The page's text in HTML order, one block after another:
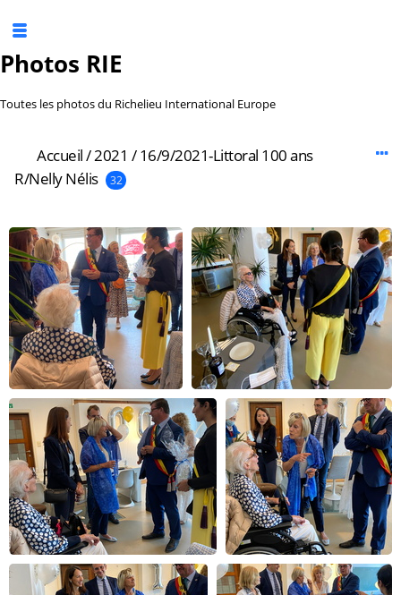
Photos RIE
Toutes les photos du Richelieu International Europe
Accueil/2021 /16/9/2021-Littoral 100 ans
R/Nelly Nélis
32